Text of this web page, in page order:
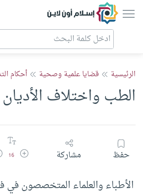
إسلام أون لاين
الرئيسية قضايا علمية وصحية أحكام
الطب واختلاف الأديان
حفظ مشاركة زيادة حجم
16
الأطباء والعلماء المتخصصون في